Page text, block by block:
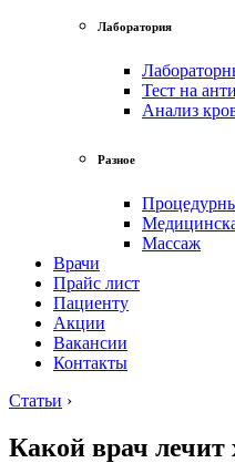
Лаборатория
Тест на
Анализ
Разное
Массаж
Врачи
Прайс лист
Пациенту
Акции
Вакансии
Контакты
Статьи ›
Какой врач лечит